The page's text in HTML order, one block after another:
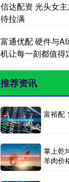
信达配资 光头女
待拉满
富通优配 硬件与
机让每一刻都值得
推荐资讯
富裕配
掌上乾
羊肉价